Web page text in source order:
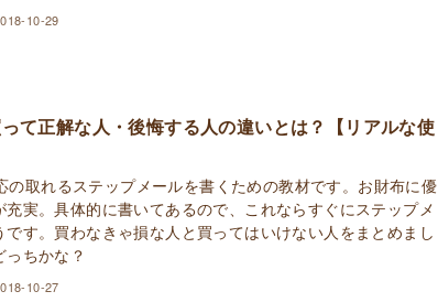
10-29
て正解な人・後悔する人の違いとは？【リアルな使
の取れるステップメールを書くための教材です。お財布に優
充実。具体的に書いてあるので、これならすぐにステップメ
です。買わなきゃ損な人と買ってはいけない人をまとめまし
ちかな？
10-27